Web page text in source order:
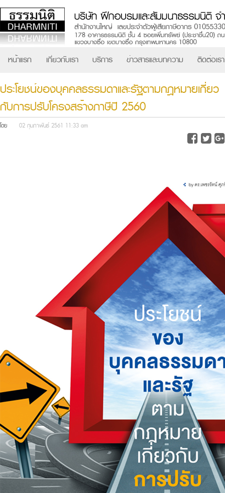
หน้าแรก เกี่ยวกับเรา บริการ ข่าวสารและบทความ ติดต่อเรา
ประโยชน์ของบุคคลธรรมดาและรัฐตามกฎหมายเกี่ยว
กับการปรับโครงสร้างภาษีปี 2560
โดย 02 กุมภาพันธ์ 2561 11:33 am